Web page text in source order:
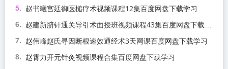
赵书曦宫廷御医槌疗术视频课程12集百度网盘下载学习
赵建新脐针通关导引术面授班视频课程43集百度网盘下载学习
赵伟峰赵氏寻因断根速效通经术3天网课百度网盘下载学习
赵霄力开元针灸视频课程合集百度网盘下载学习